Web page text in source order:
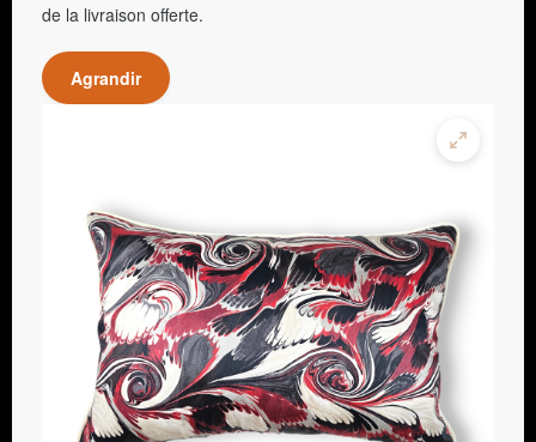
de la livraison offerte.
Agrandir